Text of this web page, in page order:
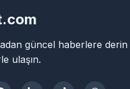
güncel haberlere derin
ulaşın.